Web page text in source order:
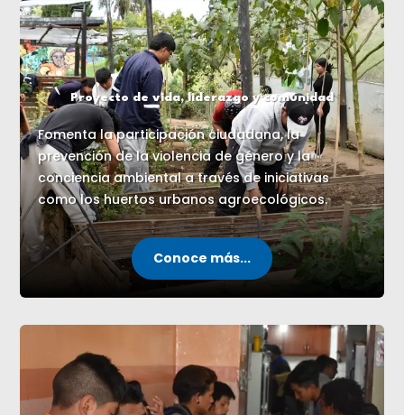
Proyecto de vida, liderazgo y comunidad
Fomenta la participación ciudadana, la
prevención de la violencia de género y la
conciencia ambiental a través de iniciativas
como los huertos urbanos agroecológicos.
Conoce más...